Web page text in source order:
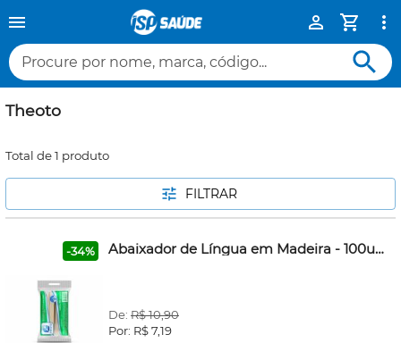
Procure por nome, marca, código...
Theoto
Total de 1 produto
FILTRAR
-34% Abaixador de Língua em Madeira - 100un - Theoto
De: R$ 10,90
Por: R$ 7,19